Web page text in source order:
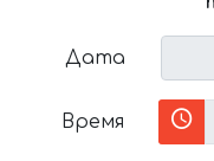
Дата
Время